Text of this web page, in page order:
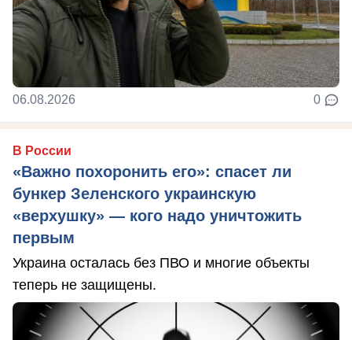
06.08.2026 0
В России
«Важно похоронить его»: спасет ли
бункер Зеленского украинскую
«верхушку» — кого надо уничтожить
первым
Украина осталась без ПВО и многие объекты
теперь не защищены.